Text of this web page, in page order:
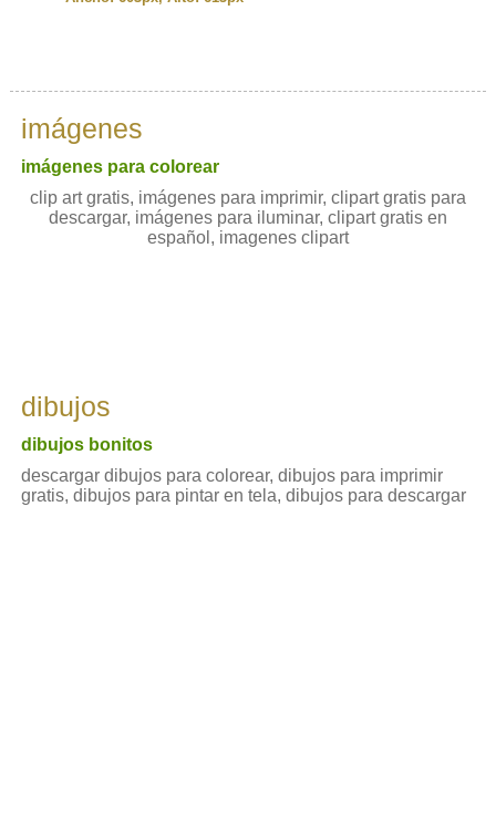
imágenes
imágenes para colorear
clip art gratis, imágenes para imprimir, clipart gratis para
descargar, imágenes para iluminar, clipart gratis en
español, imagenes clipart
dibujos
dibujos bonitos
descargar dibujos para colorear, dibujos para imprimir
gratis, dibujos para pintar en tela, dibujos para descargar